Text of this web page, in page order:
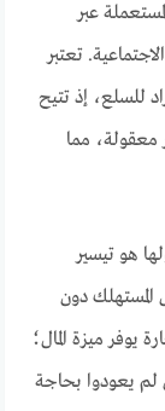
عبر
تعتبر
للسلع، إذ تتيح
مما
هو تيسير
دون
يوفر ميزة المال؛
يعودوا بحاجة